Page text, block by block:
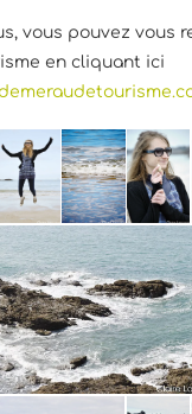
vous pouvez vous
en cliquant ici